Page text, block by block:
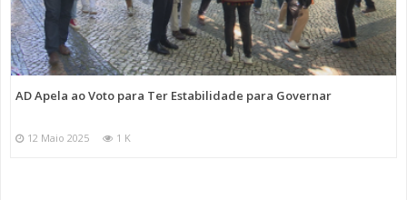
AD Apela ao Voto para Ter Estabilidade para Governar
12 Maio 2025 1 K